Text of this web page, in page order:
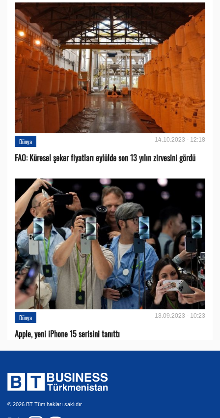
Dünya 14.10.2023 - 12:18
FAO: Küresel şeker fiyatları eylülde son 13 yılın zirvesini gördü
Dünya 13.09.2023 - 10:23
Apple, yeni iPhone 15 serisini tanıttı
© 2026 BT Tüm hakları saklıdır.